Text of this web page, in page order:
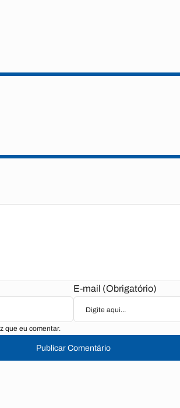
E-mail (Obrigatório)
que eu comentar.
Publicar Comentário